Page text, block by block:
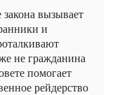
вызывает
и
не гражданина
помогает
рейдерство